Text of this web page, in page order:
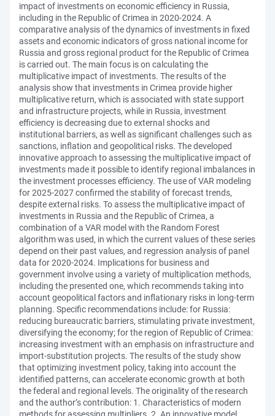
impact of investments on economic efficiency in Russia,
including in the Republic of Crimea in 2020-2024. A
comparative analysis of the dynamics of investments in fixed
assets and economic indicators of gross national income for
Russia and gross regional product for the Republic of Crimea
is carried out. The main focus is on calculating the
multiplicative impact of investments. The results of the
analysis show that investments in Crimea provide higher
multiplicative return, which is associated with state support
and infrastructure projects, while in Russia, investment
efficiency is decreasing due to external shocks and
institutional barriers, as well as significant challenges such as
sanctions, inflation and geopolitical risks. The developed
innovative approach to assessing the multiplicative impact of
investments made it possible to identify regional imbalances in
the investment processes efficiency. The use of VAR modeling
for 2025-2027 confirmed the stability of forecast trends,
despite external risks. To assess the multiplicative impact of
investments in Russia and the Republic of Crimea, a
combination of a VAR model with the Random Forest
algorithm was used, in which the current values of these series
depend on their past values, and regression analysis of panel
data for 2020-2024. Implications for business and
government involve using a variety of multiplication methods,
including the presented one, which recommends taking into
account geopolitical factors and inflationary risks in long-term
planning. Specific recommendations include: for Russia:
reducing bureaucratic barriers, stimulating private investment,
diversifying the economy; for the region of Republic of Crimea:
increasing investment with an emphasis on infrastructure and
import-substitution projects. The results of the study show
that optimizing investment policy, taking into account the
identified patterns, can accelerate economic growth at both
the federal and regional levels. The originality of the research
and the author’s contribution: 1. Characteristics of modern